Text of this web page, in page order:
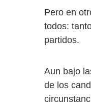
Pero en
todos:
partidos.
Aun bajo
de los